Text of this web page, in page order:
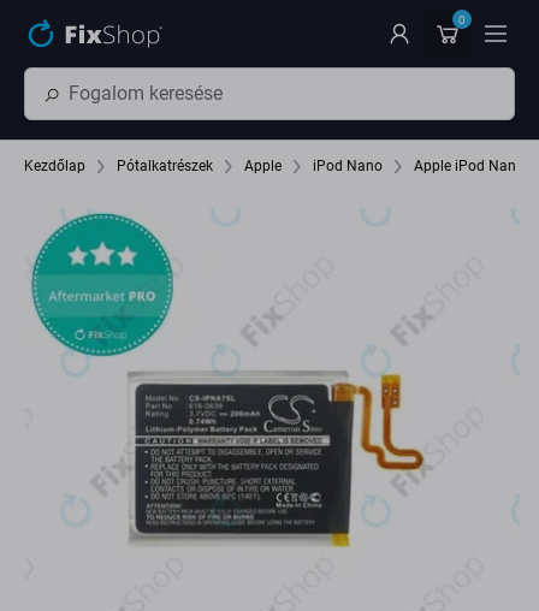
0
Kezdőlap Pótalkatrészek Apple iPod Nano Apple iPod Nano